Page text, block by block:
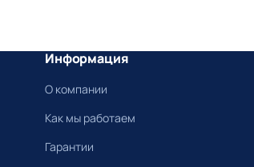
Информация
О компании
Как мы работаем
Гарантии